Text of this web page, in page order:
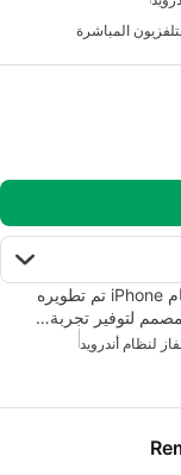
المباشرة
جهاز التحكم عن بُعد لـ Mi Box هو تطبيق مجاني لنظام iPhone تم تطويره
لنظام أندرويد